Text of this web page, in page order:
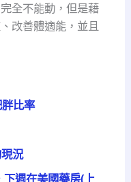
全不能動，但是藉
改善體適能，並且
比率
況
週在美國藥房(上